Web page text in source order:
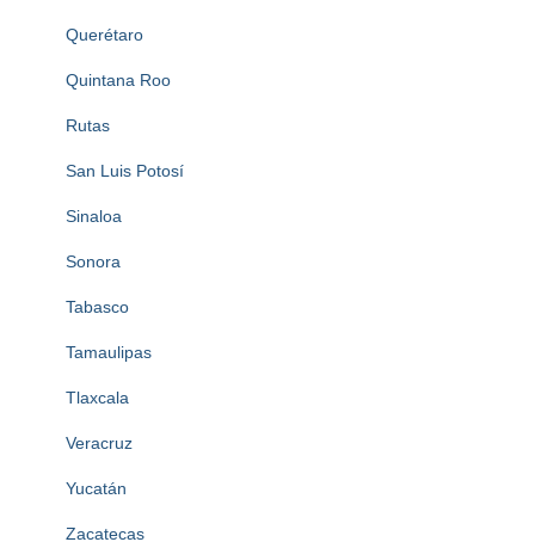
Querétaro
Quintana Roo
Rutas
San Luis Potosí
Sinaloa
Sonora
Tabasco
Tamaulipas
Tlaxcala
Veracruz
Yucatán
Zacatecas